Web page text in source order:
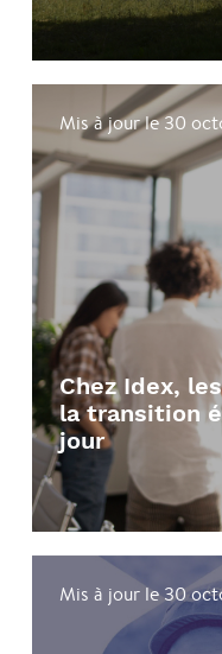
Mis à jour le 30
Chez Idex,
la transition
jour
Mis à jour le 30